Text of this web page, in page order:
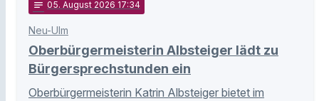
notes 05. August 2026 17:34
Neu-Ulm
Oberbürgermeisterin Albsteiger lädt zu
Bürgersprechstunden ein
Oberbürgermeisterin Katrin Albsteiger bietet im